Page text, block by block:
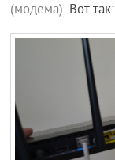
(модема). Вот так: